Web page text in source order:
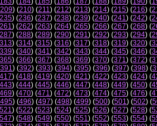
209) (210) (211) (212) (213) (214) (215) (216) (
235) (236) (237) (238) (239) (240) (241) (242) (
261) (262) (263) (264) (265) (266) (267) (268) (
287) (288) (289) (290) (291) (292) (293) (294) (
313) (314) (315) (316) (317) (318) (319) (320) (
339) (340) (341) (342) (343) (344) (345) (346) (
365) (366) (367) (368) (369) (370) (371) (372) (
391) (392) (393) (394) (395) (396) (397) (398) (
417) (418) (419) (420) (421) (422) (423) (424) (
443) (444) (445) (446) (447) (448) (449) (450) (
469) (470) (471) (472) (473) (474) (475) (476) (
495) (496) (497) (498) (499) (500) (501) (502) (
521) (522) (523) (524) (525) (526) (527) (528) (
547) (548) (549) (550) (551) (552) (553) (554) (